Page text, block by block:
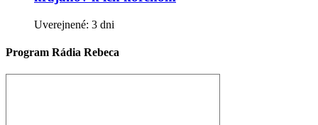
Uverejnené: 3 dni
Program Rádia Rebeca